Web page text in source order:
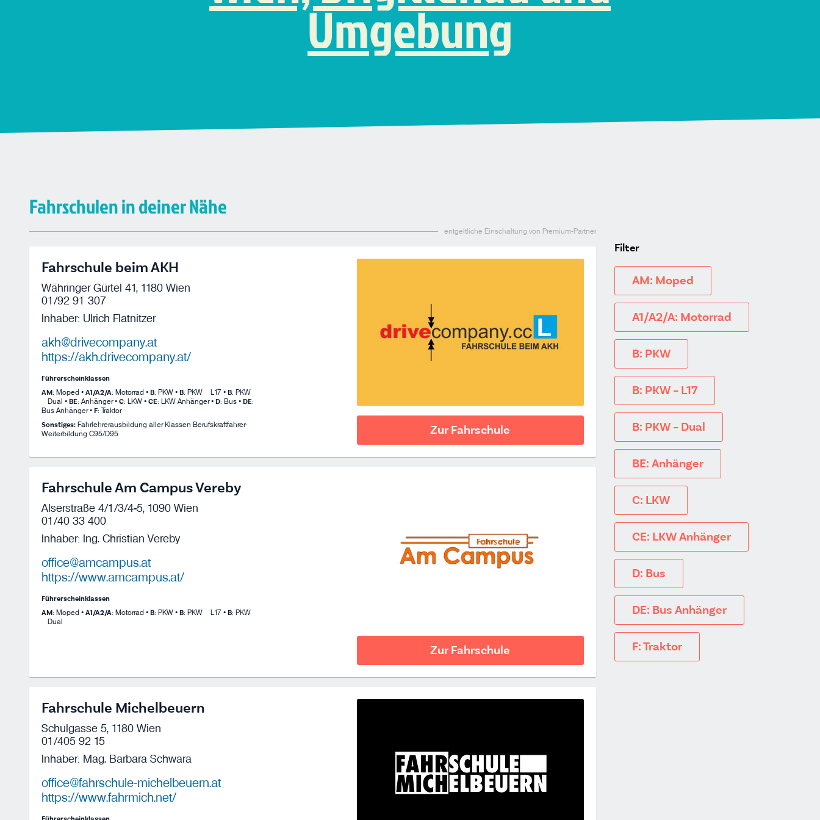
Umgebung
Fahrschulen in deiner Nähe
entgeltliche Einschaltung von Premium-Partner
Fahrschule beim AKH
Währinger Gürtel 41, 1180 Wien
01/92 91 307
Inhaber: Ulrich Flatnitzer
akh@drivecompany.at
https://akh.drivecompany.at/
Führerscheinklassen
AM: Moped • A1/A2/A: Motorrad • B: PKW • B: PKW – L17 • B: PKW
– Dual • BE: Anhänger • C: LKW • CE: LKW Anhänger • D: Bus • DE:
Bus Anhänger • F: Traktor
Sonstiges: Fahrlehrerausbildung aller Klassen Berufskraftfahrer-
Weiterbildung C95/D95
Zur Fahrschule
Fahrschule Am Campus Vereby
Alserstraße 4/1/3/4-5, 1090 Wien
01/40 33 400
Inhaber: Ing. Christian Vereby
office@amcampus.at
https://www.amcampus.at/
Führerscheinklassen
AM: Moped • A1/A2/A: Motorrad • B: PKW • B: PKW – L17 • B: PKW
– Dual
Zur Fahrschule
Fahrschule Michelbeuern
Schulgasse 5, 1180 Wien
01/405 92 15
Inhaber: Mag. Barbara Schwara
office@fahrschule-michelbeuern.at
https://www.fahrmich.net/
Filter
AM: Moped
A1/A2/A: Motorrad
B: PKW
B: PKW – L17
B: PKW – Dual
BE: Anhänger
C: LKW
CE: LKW Anhänger
D: Bus
DE: Bus Anhänger
F: Traktor